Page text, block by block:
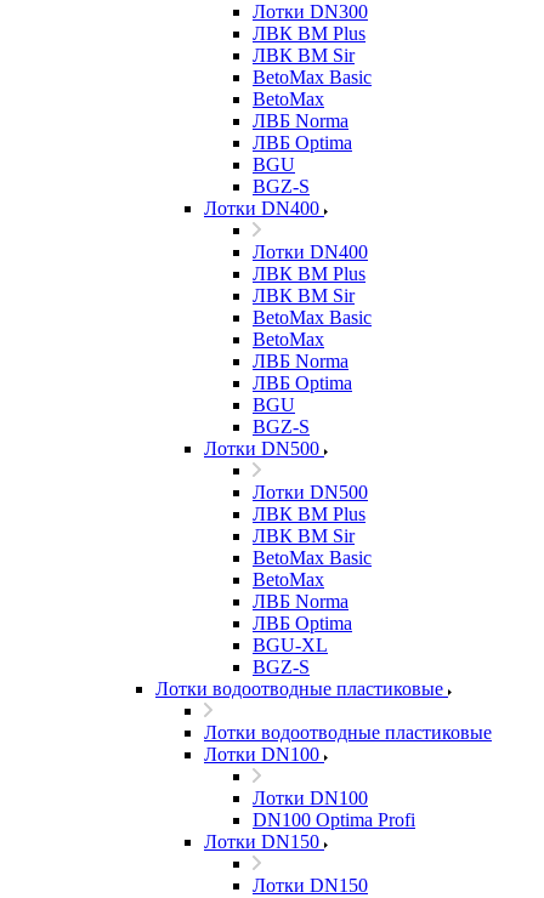
Лотки DN300
ЛВК ВМ Plus
ЛВК ВМ Sir
BetoMax Basic
BetoMax
ЛВБ Norma
ЛВБ Optima
BGU
BGZ-S
Лотки DN400
Лотки DN400
ЛВК ВМ Plus
ЛВК ВМ Sir
BetoMax Basic
BetoMax
ЛВБ Norma
ЛВБ Optima
BGU
BGZ-S
Лотки DN500
Лотки DN500
ЛВК ВМ Plus
ЛВК ВМ Sir
BetoMax Basic
BetoMax
ЛВБ Norma
ЛВБ Optima
BGU-XL
BGZ-S
Лотки водоотводные пластиковые
Лотки водоотводные пластиковые
Лотки DN100
Лотки DN100
DN100 Optima Profi
Лотки DN150
Лотки DN150